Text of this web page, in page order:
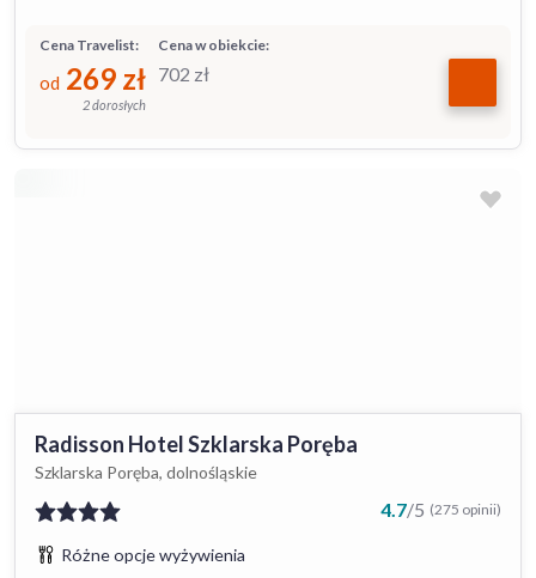
Cena w obiekcie:
702 zł
Cena Travelist:
od 269 zł
2 dorosłych
Radisson Hotel Szklarska Poręba
Szklarska Poręba, dolnośląskie
4.7/5 (275 opinii)
Różne opcje wyżywienia